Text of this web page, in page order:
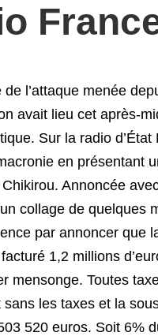
l’attaque menée
avait lieu cet après-
Sur la radio
en présentant
Annoncée
collage de
par annoncer que
1,2 millions
mensonge. Toutes
sans les taxes et la
520 euros. Soit 6%